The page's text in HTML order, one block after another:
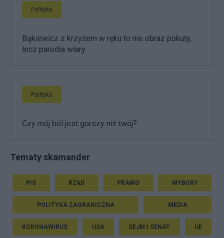
Polityka
Bąkiewicz z krzyżem w ręku to nie obraz pokuty,
lecz parodia wiary.
Polityka
Czy mój ból jest gorszy niż twój?
Tematy skamander
PIS RZĄD PRAWO WYBORY
POLITYKA ZAGRANICZNA MEDIA
KORONAWIRUS USA SEJM I SENAT UE